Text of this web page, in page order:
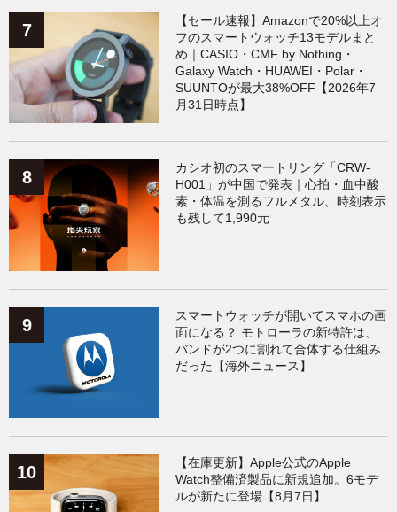
【セール速報】Amazonで20%以上オ
フのスマートウォッチ13モデルまと
め｜CASIO・CMF by Nothing・
Galaxy Watch・HUAWEI・Polar・
SUUNTOが最大38%OFF【2026年7
月31日時点】
カシオ初のスマートリング「CRW-
H001」が中国で発表｜心拍・血中酸
素・体温を測るフルメタル、時刻表示
も残して1,990元
スマートウォッチが開いてスマホの画
面になる？ モトローラの新特許は、
バンドが2つに割れて合体する仕組み
だった【海外ニュース】
【在庫更新】Apple公式のApple
Watch整備済製品に新規追加。6モデ
ルが新たに登場【8月7日】